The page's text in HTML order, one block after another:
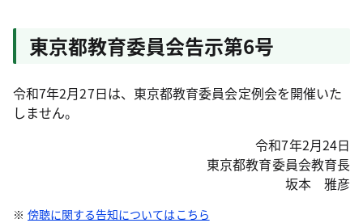
東京都教育委員会告示第6号
令和7年2月27日は、東京都教育委員会定例会を開催いた
しません。
令和7年2月24日
東京都教育委員会教育長
坂本 雅彦
傍聴に関する告知についてはこちら